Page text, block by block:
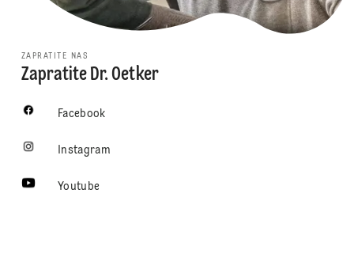
ZAPRATITE NAS
Zapratite Dr. Oetker
Facebook
Instagram
Youtube